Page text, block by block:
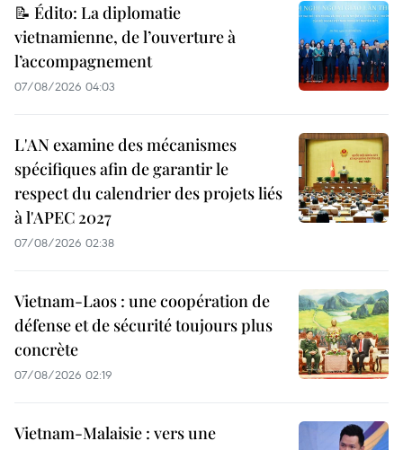
📝 Édito: La diplomatie
vietnamienne, de l’ouverture à
l’accompagnement
07/08/2026 04:03
L'AN examine des mécanismes
spécifiques afin de garantir le
respect du calendrier des projets liés
à l'APEC 2027
07/08/2026 02:38
Vietnam-Laos : une coopération de
défense et de sécurité toujours plus
concrète
07/08/2026 02:19
Vietnam-Malaisie : vers une